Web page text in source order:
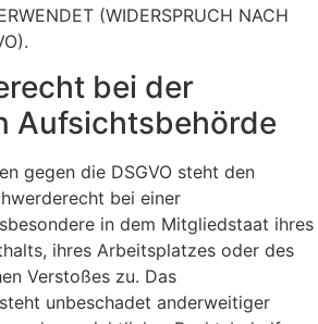
(WIDERSPRUCH NACH
bei der
Aufsichts­behörde
gegen die DSGVO steht den
bei einer
in dem Mitgliedstaat ihres
ihres Arbeitsplatzes oder des
Verstoßes zu. Das
unbeschadet anderweitiger